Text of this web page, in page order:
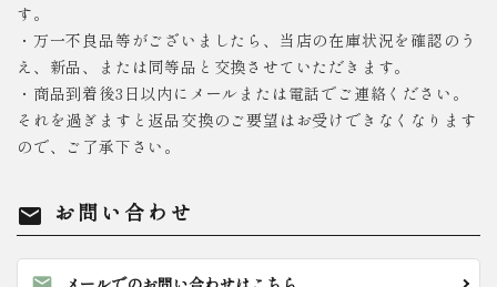
す。
・万一不良品等がございましたら、当店の在庫状況を確認のう
え、新品、または同等品と交換させていただきます。
・商品到着後3日以内にメールまたは電話でご連絡ください。
それを過ぎますと返品交換のご要望はお受けできなくなります
ので、ご了承下さい。
mail お問い合わせ